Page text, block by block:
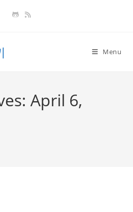
Menu
April 6,